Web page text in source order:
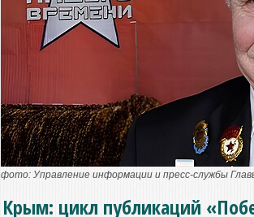
фото: Управление информации и пресс-службы
Крым: цикл публикаций